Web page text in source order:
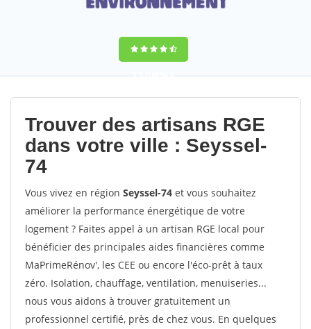
9,5(100%) 0
votes
Trouver des artisans RGE
dans votre ville : Seyssel-
74
Vous vivez en région Seyssel-74 et vous souhaitez
améliorer la performance énergétique de votre
logement ? Faites appel à un artisan RGE local pour
bénéficier des principales aides financières comme
MaPrimeRénov', les CEE ou encore l'éco-prêt à taux
zéro. Isolation, chauffage, ventilation, menuiseries...
nous vous aidons à trouver gratuitement un
professionnel certifié, près de chez vous. En quelques